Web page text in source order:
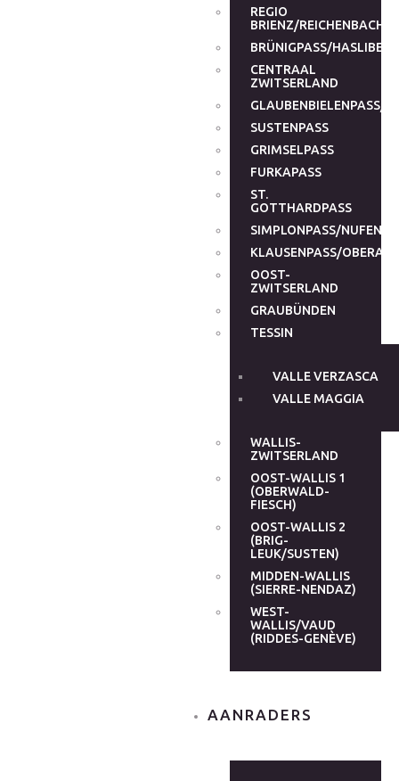
REGIO
BRIENZ/
BRÜNIGPASS/HASLIBERG
CENTRAAL
ZWITSERLAND
GLAUBENBIELENPASS/
SUSTENPASS
GRIMSELPASS
FURKAPASS
ST.
GOTTHARDPASS
SIMPLONPASS/
KLAUSENPASS/
OOST-
ZWITSERLAND
GRAUBÜNDEN
TESSIN
VALLE VERZASCA
VALLE MAGGIA
WALLIS-
ZWITSERLAND
OOST-WALLIS 1
(OBERWALD-
FIESCH)
OOST-WALLIS 2
(BRIG-
LEUK/SUSTEN)
MIDDEN-WALLIS
(SIERRE-NENDAZ)
WEST-
WALLIS/VAUD
(RIDDES-GENÈVE)
AANRADERS